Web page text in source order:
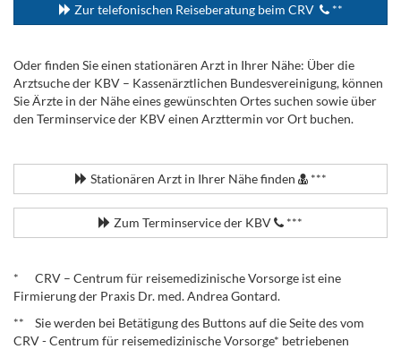
Zur telefonischen Reiseberatung beim CRV **
Oder finden Sie einen stationären Arzt in Ihrer Nähe: Über die
Arztsuche der KBV – Kassenärztlichen Bundesvereinigung, können
Sie Ärzte in der Nähe eines gewünschten Ortes suchen sowie über
den Terminservice der KBV einen Arzttermin vor Ort buchen.
Stationären Arzt in Ihrer Nähe finden ***
Zum Terminservice der KBV ***
* CRV – Centrum für reisemedizinische Vorsorge ist eine
Firmierung der Praxis Dr. med. Andrea Gontard.
** Sie werden bei Betätigung des Buttons auf die Seite des vom
CRV - Centrum für reisemedizinische Vorsorge* betriebenen